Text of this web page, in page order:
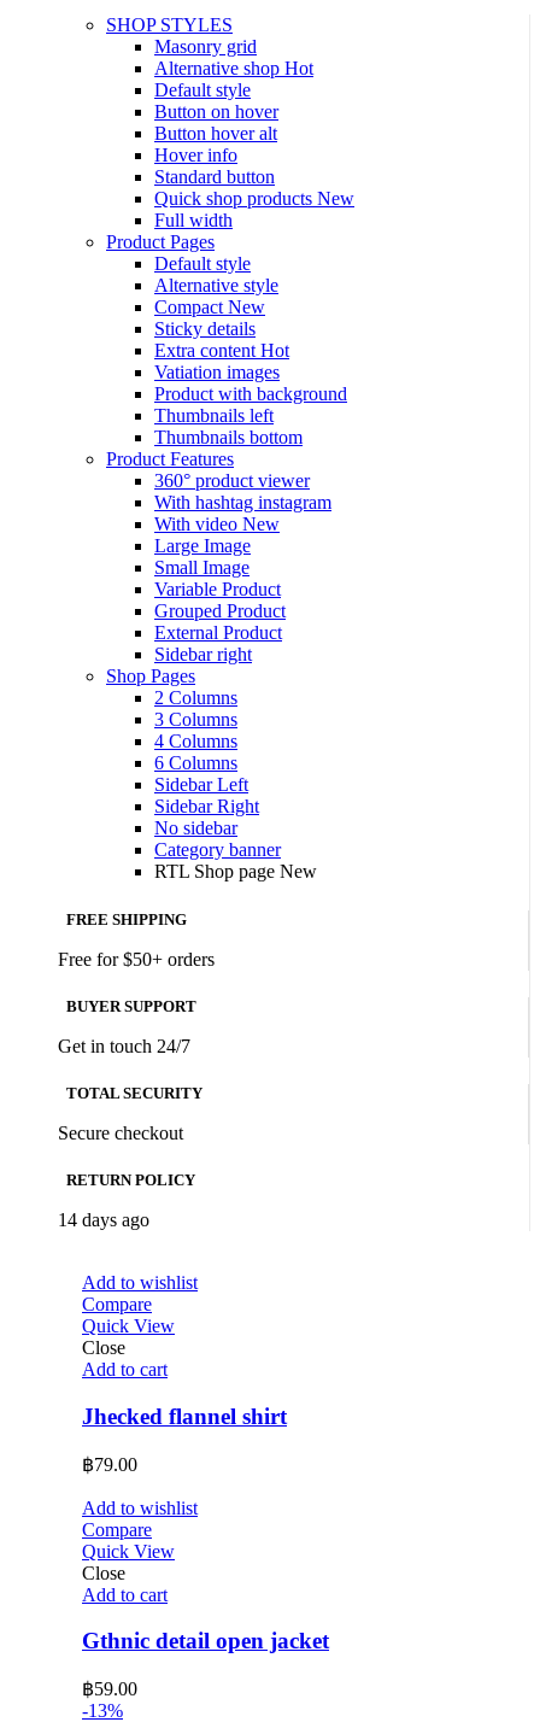
SHOP STYLES
Masonry grid
Alternative shop Hot
Default style
Button on hover
Button hover alt
Hover info
Standard button
Quick shop products New
Full width
Product Pages
Default style
Alternative style
Compact New
Sticky details
Extra content Hot
Vatiation images
Product with background
Thumbnails left
Thumbnails bottom
Product Features
360° product viewer
With hashtag instagram
With video New
Large Image
Small Image
Variable Product
Grouped Product
External Product
Sidebar right
Shop Pages
2 Columns
3 Columns
4 Columns
6 Columns
Sidebar Left
Sidebar Right
No sidebar
Category banner
RTL Shop page New
FREE SHIPPING
Free for $50+ orders
BUYER SUPPORT
Get in touch 24/7
TOTAL SECURITY
Secure checkout
RETURN POLICY
14 days ago
Add to wishlist
Compare
Quick View
Close
Add to cart
Jhecked flannel shirt
฿79.00
Add to wishlist
Compare
Quick View
Close
Add to cart
Gthnic detail open jacket
฿59.00
-13%